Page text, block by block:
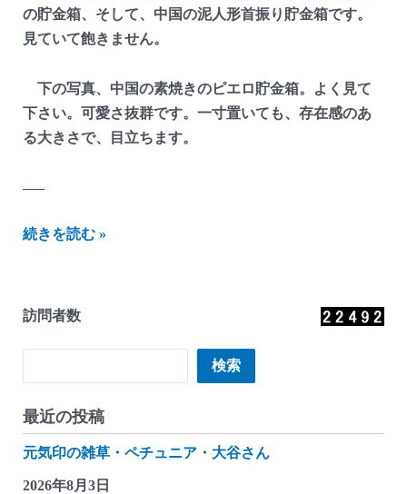
の貯金箱、そして、中国の泥人形首振り貯金箱です。
見ていて飽きません。
下の写真、中国の素焼きのピエロ貯金箱。よく見て
下さい。可愛さ抜群です。一寸置いても、存在感のあ
る大きさで、目立ちます。
—–
に
わ
箱
ん
つ
れ
続きを読む »
訪問者数
検索
最近の投稿
元気印の雑草・ペチュニア・大谷さん
2026年8月3日